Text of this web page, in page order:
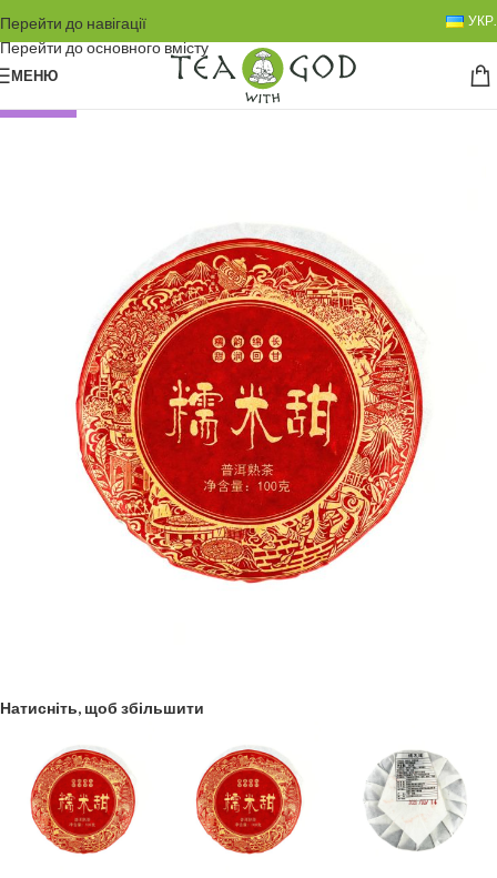
Перейти до навігації
Перейти до основного вмісту
УКР.
МЕНЮ
Натисніть, щоб збільшити